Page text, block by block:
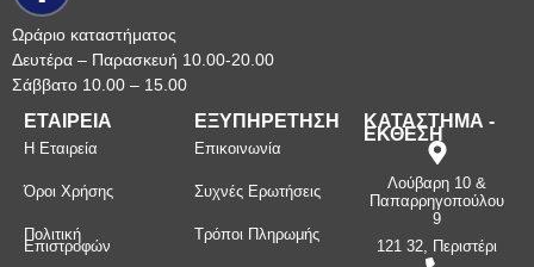
Ωράριο καταστήματος
Δευτέρα – Παρασκευή 10.00-20.00
Σάββατο 10.00 – 15.00
ΕΤΑΙΡΕΙΑ
Η Εταιρεία
Όροι Χρήσης
Πολιτική
Επιστροφών
ΕΞΥΠΗΡΕΤΗΣΗ
Επικοινωνία
Συχνές Ερωτήσεις
Τρόποι Πληρωμής
ΚΑΤΑΣΤΗΜΑ -
ΕΚΘΕΣΗ
Λούβαρη 10 &
Παπαρρηγοπούλου
9
121 32, Περιστέρι